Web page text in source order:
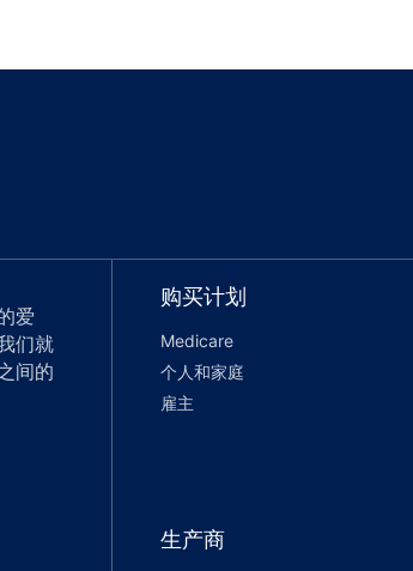
爱
们就
间的
购买计划
Medicare
个人和家庭
雇主
生产商